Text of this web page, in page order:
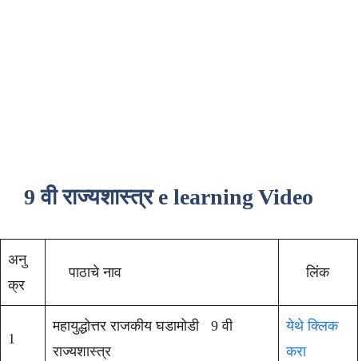
9 वी राज्यशास्त्र e learning Video
अनु
क्र
पाठाचे नाव लिंक
1
महायुद्धोत्तर राजकीय घडामोडी 9 वी
राज्यशास्त्र
येथे क्लिक
करा